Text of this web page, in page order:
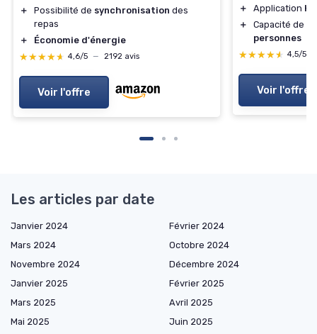
＋
Possibilité de synchronisation des
repas
＋
Économie d'énergie
★★★★★
★★★★★ 4,6/5 — 2192 avis
Voir l'offre
＋
Application
＋
Capacité de
personnes
★★★★★
★★★★★ 4,5/5
Voir l'offre
Les articles par date
Janvier 2024
Février 2024
Mars 2024
Octobre 2024
Novembre 2024
Décembre 2024
Janvier 2025
Février 2025
Mars 2025
Avril 2025
Mai 2025
Juin 2025